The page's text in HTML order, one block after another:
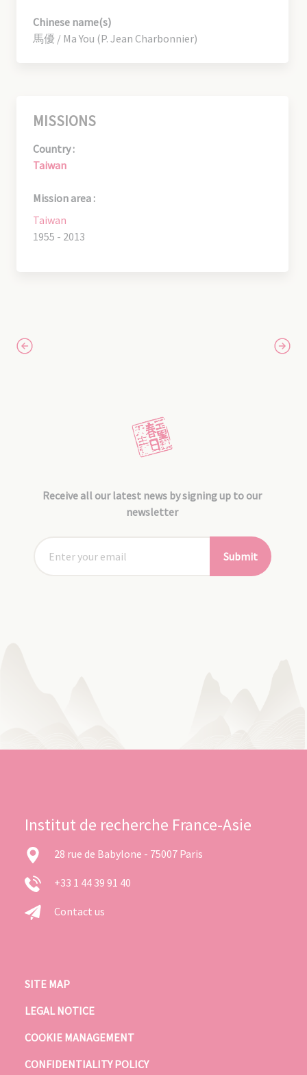
Chinese name(s)
馬優 / Ma You (P. Jean Charbonnier)
MISSIONS
Country :
Taiwan
Mission area :
Taiwan
1955 - 2013
Receive all our latest news by signing up to our
newsletter
Submit
Institut de recherche France-Asie
28 rue de Babylone - 75007 Paris
+33 1 44 39 91 40
Contact us
SITE MAP
LEGAL NOTICE
COOKIE MANAGEMENT
CONFIDENTIALITY POLICY